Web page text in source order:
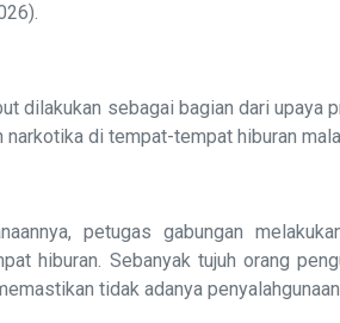
dilakukan sebagai bagian dari upaya
narkotika di tempat-tempat hiburan
petugas gabungan
hiburan. Sebanyak tujuh orang
tidak adanya